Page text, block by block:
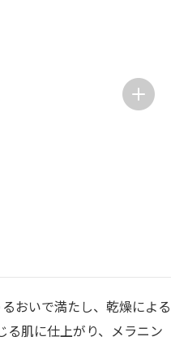
おいで満たし、乾燥による
る肌に仕上がり、メラニン